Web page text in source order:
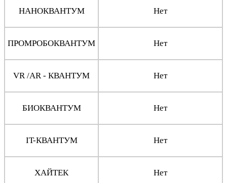
НАНОКВАНТУМ Нет
ПРОМРОБОКВАНТУМ Нет
VR /AR - КВАНТУМ Нет
БИОКВАНТУМ Нет
IT-КВАНТУМ Нет
ХАЙТЕК Нет